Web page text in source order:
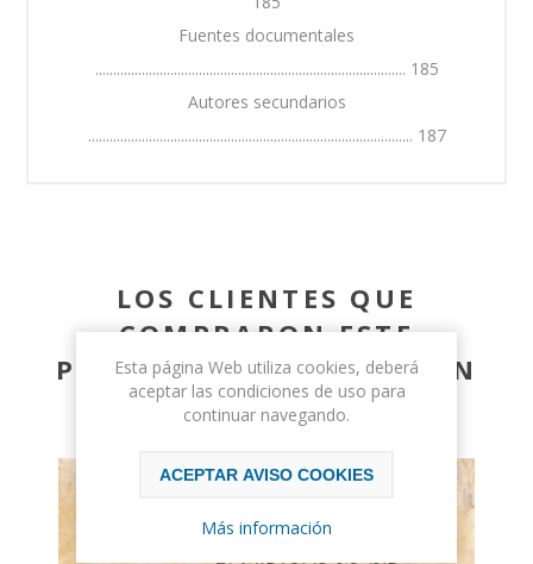
Fuentes documentales
....................................................................................... 185
Autores secundarios
........................................................................................... 187
LOS CLIENTES QUE
COMPRARON ESTE
PRODUCTO TAMBIÉN HAN
COMPRADO
Esta página Web utiliza cookies, deberá
aceptar las condiciones de uso para
continuar navegando.
ACEPTAR AVISO COOKIES
Más información